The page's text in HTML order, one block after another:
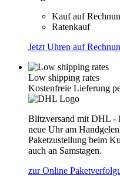
Kauf auf
Ratenkauf
Jetzt Uhren auf
Low shipping rates
Kostenfreie Lieferung
Blitzversand mit DHL -
neue Uhr am
Paketzustellung beim
auch an Samstagen.
zur Online